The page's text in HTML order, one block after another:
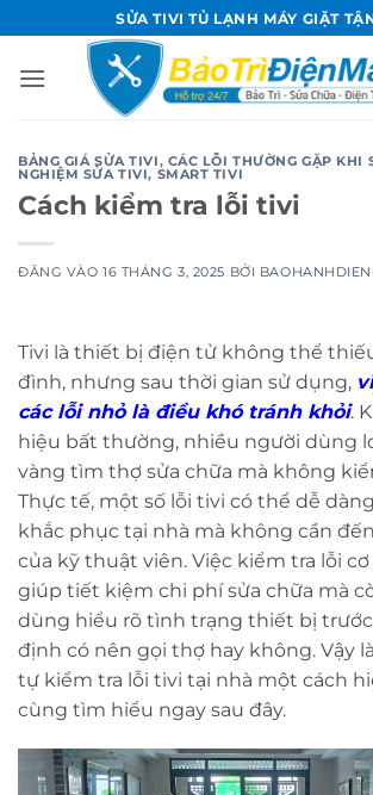
qua
nội
SỬA TIVI TỦ LẠNH MÁY GIẶT
BẢNG GIÁ SỬA TIVI, CÁC LỖI THƯỜNG GẶP KHI
NGHIỆM SỬA TIVI, SMART TIVI
Cách kiểm tra lỗi tivi
ĐĂNG VÀO16 THÁNG 3, 2025 BỞI
Tivi là thiết bị điện tử không thể
đình, nhưng sau thời gian sử dụng,
các lỗi nhỏ là điều khó tránh khỏi.
hiệu bất thường, nhiều người dùng
vàng tìm thợ sửa chữa mà không
Thực tế, một số lỗi tivi có thể dễ
khắc phục tại nhà mà không cần
của kỹ thuật viên. Việc kiểm tra lỗi
giúp tiết kiệm chi phí sửa chữa mà
dùng hiểu rõ tình trạng thiết bị
định có nên gọi thợ hay không. Vậy
tự kiểm tra lỗi tivi tại nhà một cách
cùng tìm hiểu ngay sau đây.